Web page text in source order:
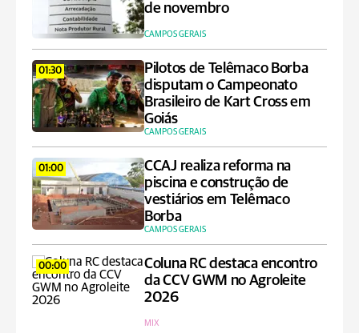
de novembro
CAMPOS GERAIS
01:30
Pilotos de Telêmaco Borba
disputam o Campeonato
Brasileiro de Kart Cross em
Goiás
CAMPOS GERAIS
01:00
CCAJ realiza reforma na
piscina e construção de
vestiários em Telêmaco
Borba
CAMPOS GERAIS
00:00
Coluna RC destaca encontro
da CCV GWM no Agroleite
2026
MIX